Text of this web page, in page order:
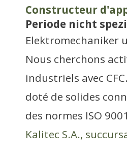
Constructeur
Periode nicht
Elektromechaniker
Nous cherchons
industriels avec
doté de solides
des normes ISO
Kalitec S.A.,